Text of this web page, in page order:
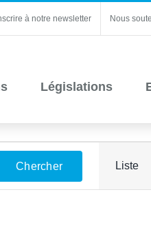
à notre newsletter Nous
Législations
Chercher Liste